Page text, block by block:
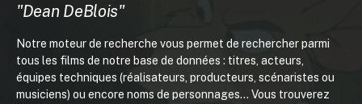
"Dean DeBlois"
Notre moteur de recherche vous permet de rechercher parmi
tous les films de notre base de données : titres, acteurs,
équipes techniques (réalisateurs, producteurs, scénaristes ou
musiciens) ou encore noms de personnages... Vous trouverez